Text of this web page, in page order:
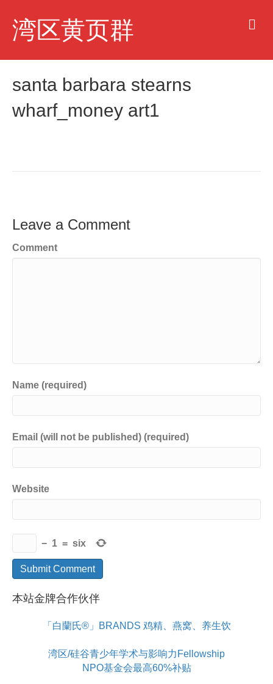
湾区黄页群
u
santa barbara stearns
wharf_money art1
Leave a Comment
Comment
Name (required)
Email (will not be published) (required)
Website
− 1 = six
本站金牌合作伙伴
「白蘭氏®」BRANDS 鸡精、燕窝、养生饮
湾区/硅谷青少年学术与影响力Fellowship
NPO基金会最高60%补贴